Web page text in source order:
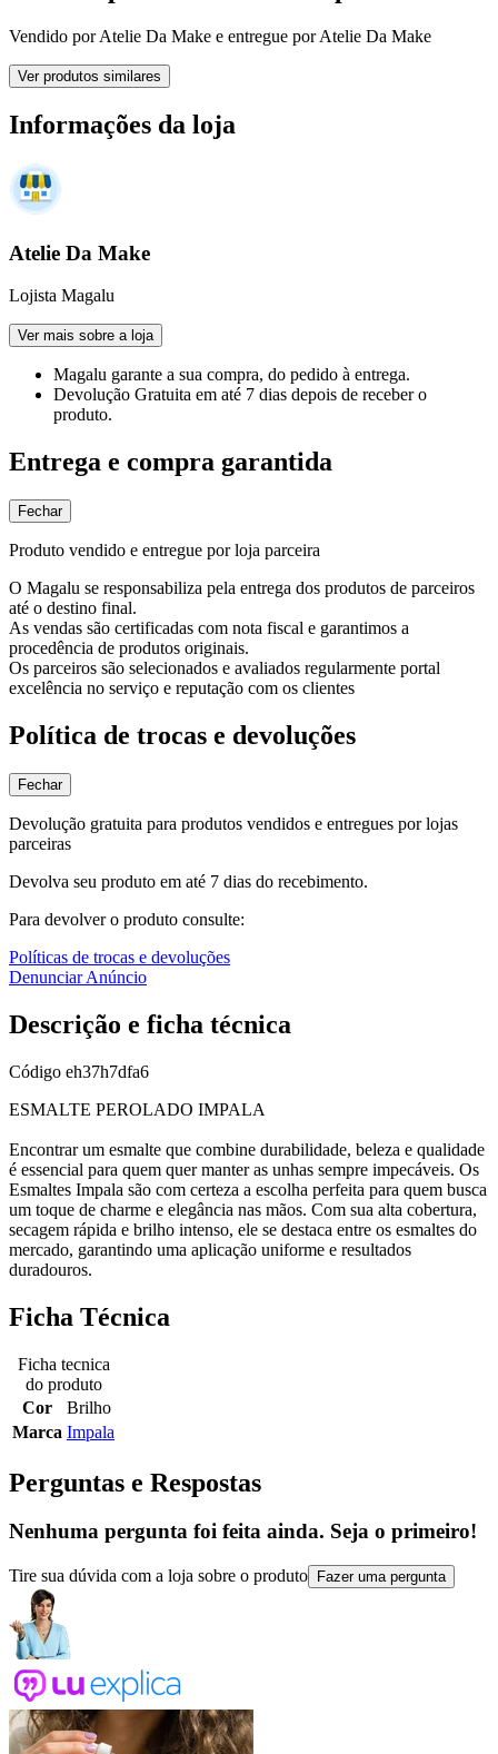
Vendido porAtelie Da Make e entregue por Atelie Da Make
Ver produtos similares
Informações da loja
Atelie Da Make
Lojista Magalu
Ver mais sobre a loja
Magalu garante a sua compra, do pedido à entrega.
Devolução Gratuita em até 7 dias depois de receber o
produto.
Entrega e compra garantida
Fechar
Produto vendido e entregue por loja parceira
O Magalu se responsabiliza pela entrega dos produtos de parceiros
até o destino final.
As vendas são certificadas com nota fiscal e garantimos a
procedência de produtos originais.
Os parceiros são selecionados e avaliados regularmente portal
excelência no serviço e reputação com os clientes
Política de trocas e devoluções
Fechar
Devolução gratuita para produtos vendidos e entregues por lojas
parceiras
Devolva seu produto em até 7 dias do recebimento.
Para devolver o produto consulte:
Políticas de trocas e devoluções
Denunciar Anúncio
Descrição e ficha técnica
Código eh37h7dfa6
ESMALTE PEROLADO IMPALA
Encontrar um esmalte que combine durabilidade, beleza e qualidade
é essencial para quem quer manter as unhas sempre impecáveis. Os
Esmaltes Impala são com certeza a escolha perfeita para quem busca
um toque de charme e elegância nas mãos. Com sua alta cobertura,
secagem rápida e brilho intenso, ele se destaca entre os esmaltes do
mercado, garantindo uma aplicação uniforme e resultados
duradouros.
Ficha Técnica
Ficha tecnica
do produto
Cor
Brilho
Marca Impala
Perguntas e Respostas
Nenhuma pergunta foi feita ainda. Seja o primeiro!
Tire sua dúvida com a loja sobre o produto Fazer uma pergunta